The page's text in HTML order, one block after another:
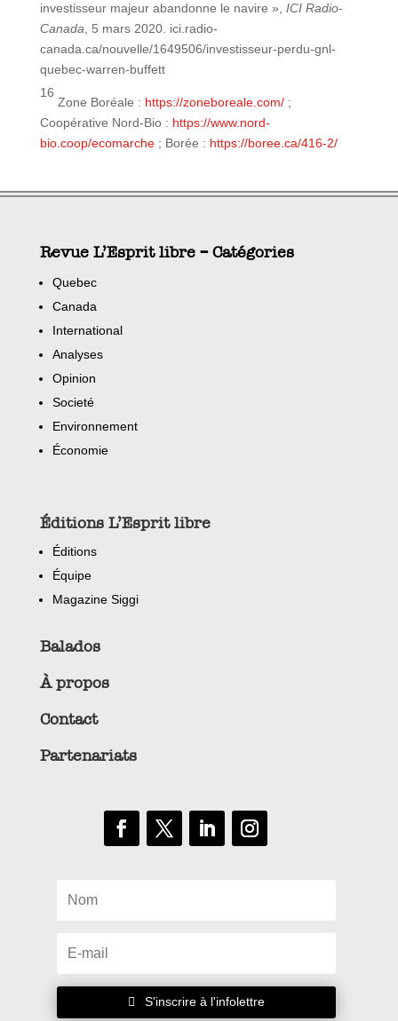
investisseur majeur abandonne le navire », ICI Radio-
Canada, 5 mars 2020. ici.radio-
canada.ca/nouvelle/1649506/investisseur-perdu-gnl-
quebec-warren-buffett
16
Zone Boréale : https://zoneboreale.com/;
Coopérative Nord-Bio : https://www.nord-
bio.coop/ecomarche; Borée : https://boree.ca/416-2/
Revue L’Esprit libre – Catégories
Quebec
Canada
International
Analyses
Opinion
Societé
Environnement
Économie
Éditions L’Esprit libre
Éditions
Équipe
Magazine Siggi
Balados
À propos
Contact
Partenariats
S'inscrire à l'infolettre